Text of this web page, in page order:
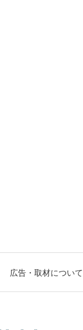
広告・取材について